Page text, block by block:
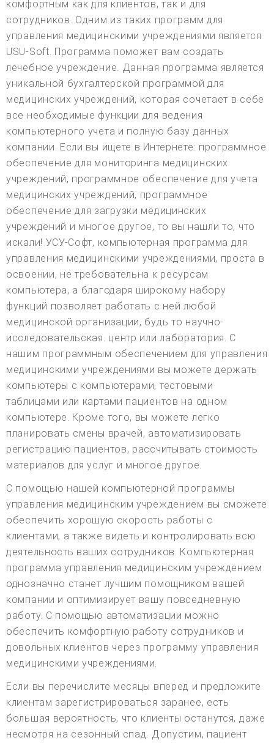
комфортным как для клиентов, так и для
сотрудников. Одним из таких программ для
управления медицинскими учреждениями является
USU-Soft. Программа поможет вам создать
лечебное учреждение. Данная программа является
уникальной бухгалтерской программой для
медицинских учреждений, которая сочетает в себе
все необходимые функции для ведения
компьютерного учета и полную базу данных
компании. Если вы ищете в Интернете: программное
обеспечение для мониторинга медицинских
учреждений, программное обеспечение для учета
медицинских учреждений, программное
обеспечение для загрузки медицинских
учреждений и многое другое, то вы нашли то, что
искали! УСУ-Софт, компьютерная программа для
управления медицинскими учреждениями, проста в
освоении, не требовательна к ресурсам
компьютера, а благодаря широкому набору
функций позволяет работать с ней любой
медицинской организации, будь то научно-
исследовательская. центр или лаборатория. С
нашим программным обеспечением для управления
медицинскими учреждениями вы можете держать
компьютеры с компьютерами, тестовыми
таблицами или картами пациентов на одном
компьютере. Кроме того, вы можете легко
планировать смены врачей, автоматизировать
регистрацию пациентов, рассчитывать стоимость
материалов для услуг и многое другое.
С помощью нашей компьютерной программы
управления медицинским учреждением вы сможете
обеспечить хорошую скорость работы с
клиентами, а также видеть и контролировать всю
деятельность ваших сотрудников. Компьютерная
программа управления медицинским учреждением
однозначно станет лучшим помощником вашей
компании и оптимизирует вашу повседневную
работу. С помощью автоматизации можно
обеспечить комфортную работу сотрудников и
довольных клиентов через программу управления
медицинскими учреждениями.
Если вы перечислите месяцы вперед и предложите
клиентам зарегистрироваться заранее, есть
большая вероятность, что клиенты останутся, даже
несмотря на сезонный спад. Допустим, пациент